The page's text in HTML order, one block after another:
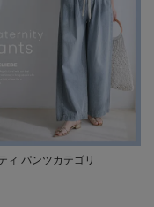
ィ パンツカテゴリ